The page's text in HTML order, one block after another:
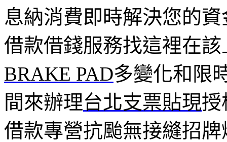
息納消費即時解決您的
借款借錢服務找這裡在
BRAKE PAD多變化和限
間來辦理台北支票貼現授
借款專營抗颱無接縫招牌